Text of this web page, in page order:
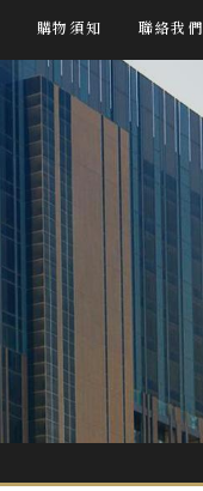
購物須知 聯絡我們